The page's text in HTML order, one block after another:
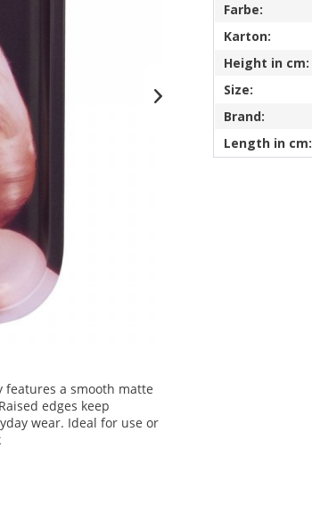
a smooth matte
edges keep
wear. Ideal for use or
Farbe:
Karton:
Height in cm:
Size:
Brand:
Length in cm: